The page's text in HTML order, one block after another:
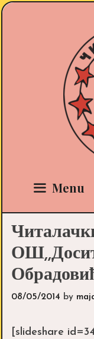
Skip
Menu
08/05/2014 by
[slideshare